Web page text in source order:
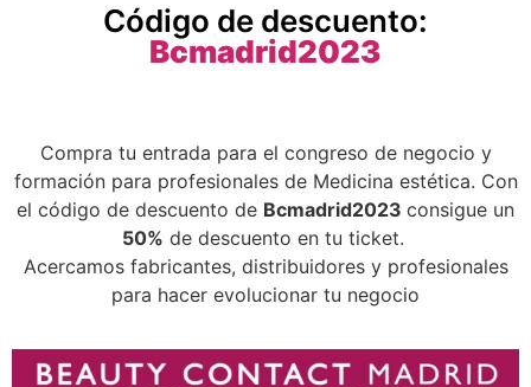
Código de descuento:
Bcmadrid2023
Compra tu entrada para el congreso de negocio y
formación para profesionales de Medicina estética. Con
el código de descuento de Bcmadrid2023 consigue un
50% de descuento en tu ticket.
Acercamos fabricantes, distribuidores y profesionales
para hacer evolucionar tu negocio